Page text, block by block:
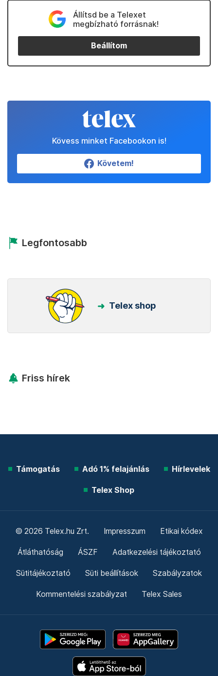
Állítsd be a Telexet
megbízható forrásnak!
Beállítom
Kövess minket Facebookon is!
Követem!
Legfontosabb
Telex shop
Friss hírek
Támogatás Adó 1% felajánlás Hírlevelek
Telex Shop
© 2026 Telex.hu Zrt. Impresszum Etikai kódex
Átláthatóság ÁSZF Adatkezelési tájékoztató
Sütitájékoztató Süti beállítások Szabályzatok
Kommentelési szabályzat Telex Sales